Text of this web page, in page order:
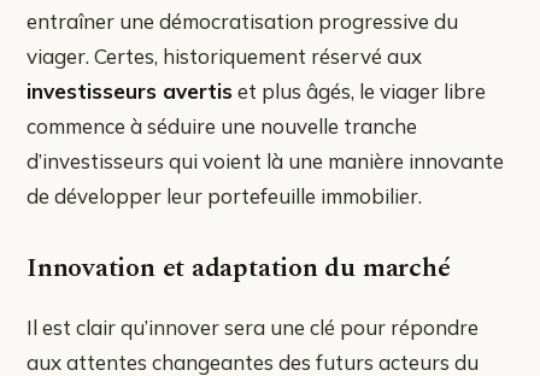
entraîner une démocratisation progressive du
viager. Certes, historiquement réservé aux
investisseurs avertis et plus âgés, le viager libre
commence à séduire une nouvelle tranche
d’investisseurs qui voient là une manière innovante
de développer leur portefeuille immobilier.
Innovation et adaptation du marché
Il est clair qu’innover sera une clé pour répondre
aux attentes changeantes des futurs acteurs du